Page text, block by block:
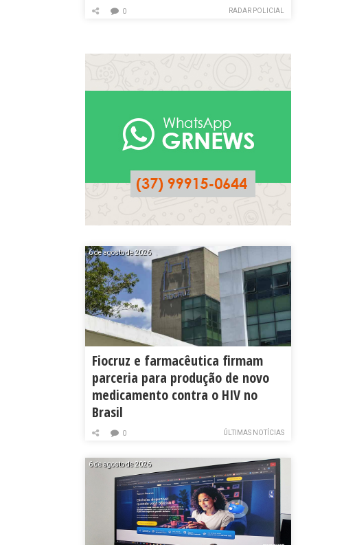
RADAR POLICIAL
0
6 de agosto de 2026
Fiocruz e farmacêutica firmam
parceria para produção de novo
medicamento contra o HIV no
Brasil
ÚLTIMAS NOTÍCIAS
0
6 de agosto de 2026